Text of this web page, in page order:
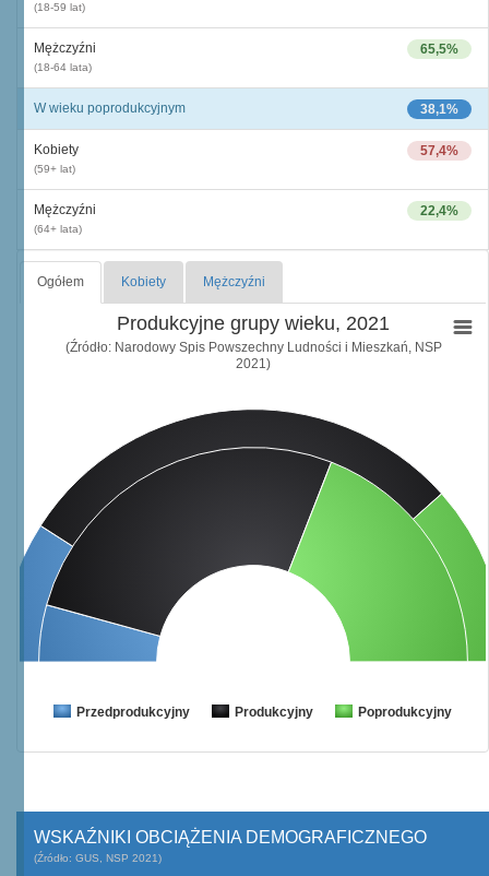
(18-59 lat)
65,5%
Mężczyźni
(18-64 lata)
38,1%
W wieku poprodukcyjnym
57,4%
Kobiety
(59+ lat)
22,4%
Mężczyźni
(64+ lata)
Ogółem Kobiety Mężczyźni
Produkcyjne grupy wieku, 2021
(Źródło: Narodowy Spis Powszechny Ludności i Mieszkań, NSP
2021)
Przedprodukcyjny Produkcyjny Poprodukcyjny
WSKAŹNIKI OBCIĄŻENIA DEMOGRAFICZNEGO
(Źródło: GUS, NSP 2021)